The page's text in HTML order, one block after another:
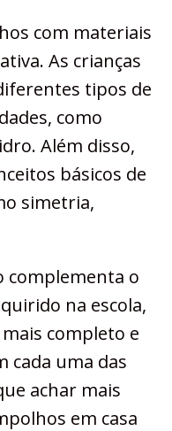
com materiais
As crianças
tipos de
como
Além disso,
básicos de
simetria,
complementa o
na escola,
completo e
cada uma das
achar mais
em casa